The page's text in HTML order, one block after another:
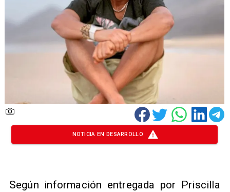
NOTICIA EN DESARROLLO
Según información entregada por Priscilla